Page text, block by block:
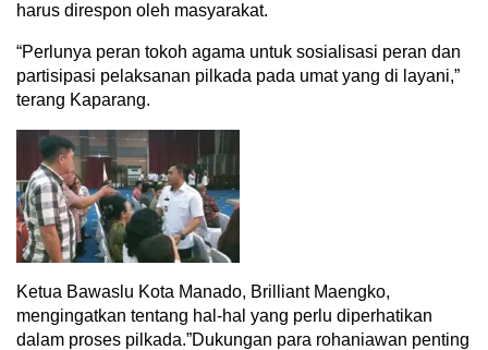
harus direspon oleh masyarakat.
“Perlunya peran tokoh agama untuk sosialisasi peran dan
partisipasi pelaksanan pilkada pada umat yang di layani,”
terang Kaparang.
Ketua Bawaslu Kota Manado, Brilliant Maengko,
mengingatkan tentang hal-hal yang perlu diperhatikan
dalam proses pilkada.”Dukungan para rohaniawan penting